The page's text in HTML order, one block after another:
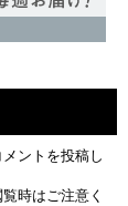
ントを投稿し
時はご注意く